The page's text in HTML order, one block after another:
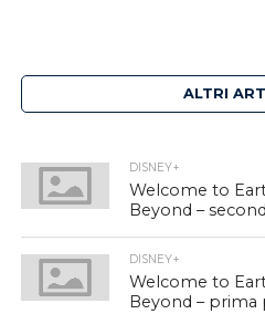
ALTRI
DISNEY+
Welcome to
Beyond –
DISNEY+
Welcome to
Beyond – prima